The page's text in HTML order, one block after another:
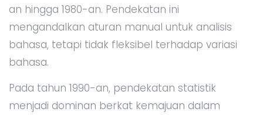
an hingga 1980-an. Pendekatan ini
mengandalkan aturan manual untuk analisis
bahasa, tetapi tidak fleksibel terhadap variasi
bahasa.
Pada tahun 1990-an, pendekatan statistik
menjadi dominan berkat kemajuan dalam